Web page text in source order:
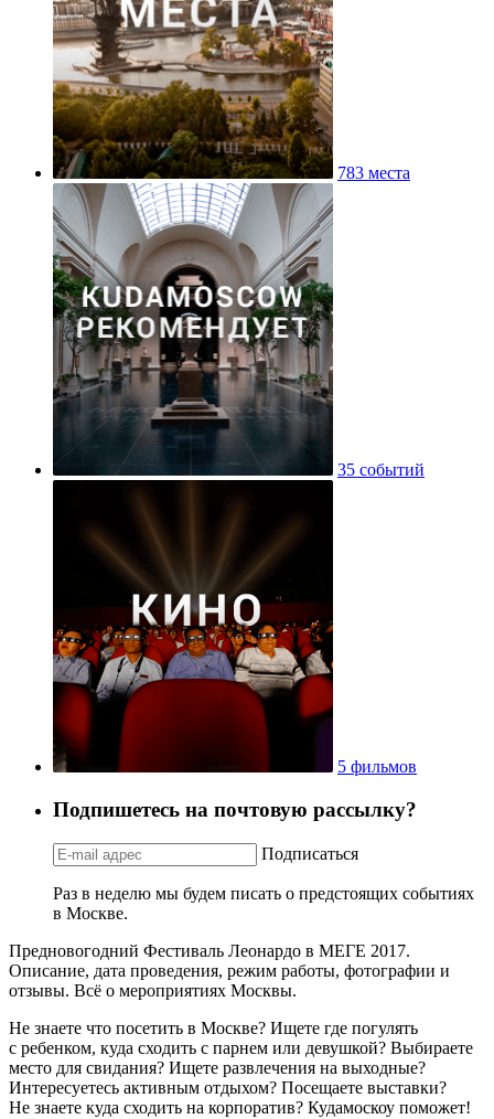
783 места
35 событий
5 фильмов
Подпишетесь на почтовую рассылку?
Подписаться
Раз в неделю мы будем писать о предстоящих событиях
в Москве.
Предновогодний Фестиваль Леонардо в МЕГЕ 2017.
Описание, дата проведения, режим работы, фотографии и
отзывы. Всё о мероприятиях Москвы.
Не знаете что посетить в Москве? Ищете где погулять
с ребенком, куда сходить с парнем или девушкой? Выбираете
место для свидания? Ищете развлечения на выходные?
Интересуетесь активным отдыхом? Посещаете выставки?
Не знаете куда сходить на корпоратив? Кудамоскоу поможет!